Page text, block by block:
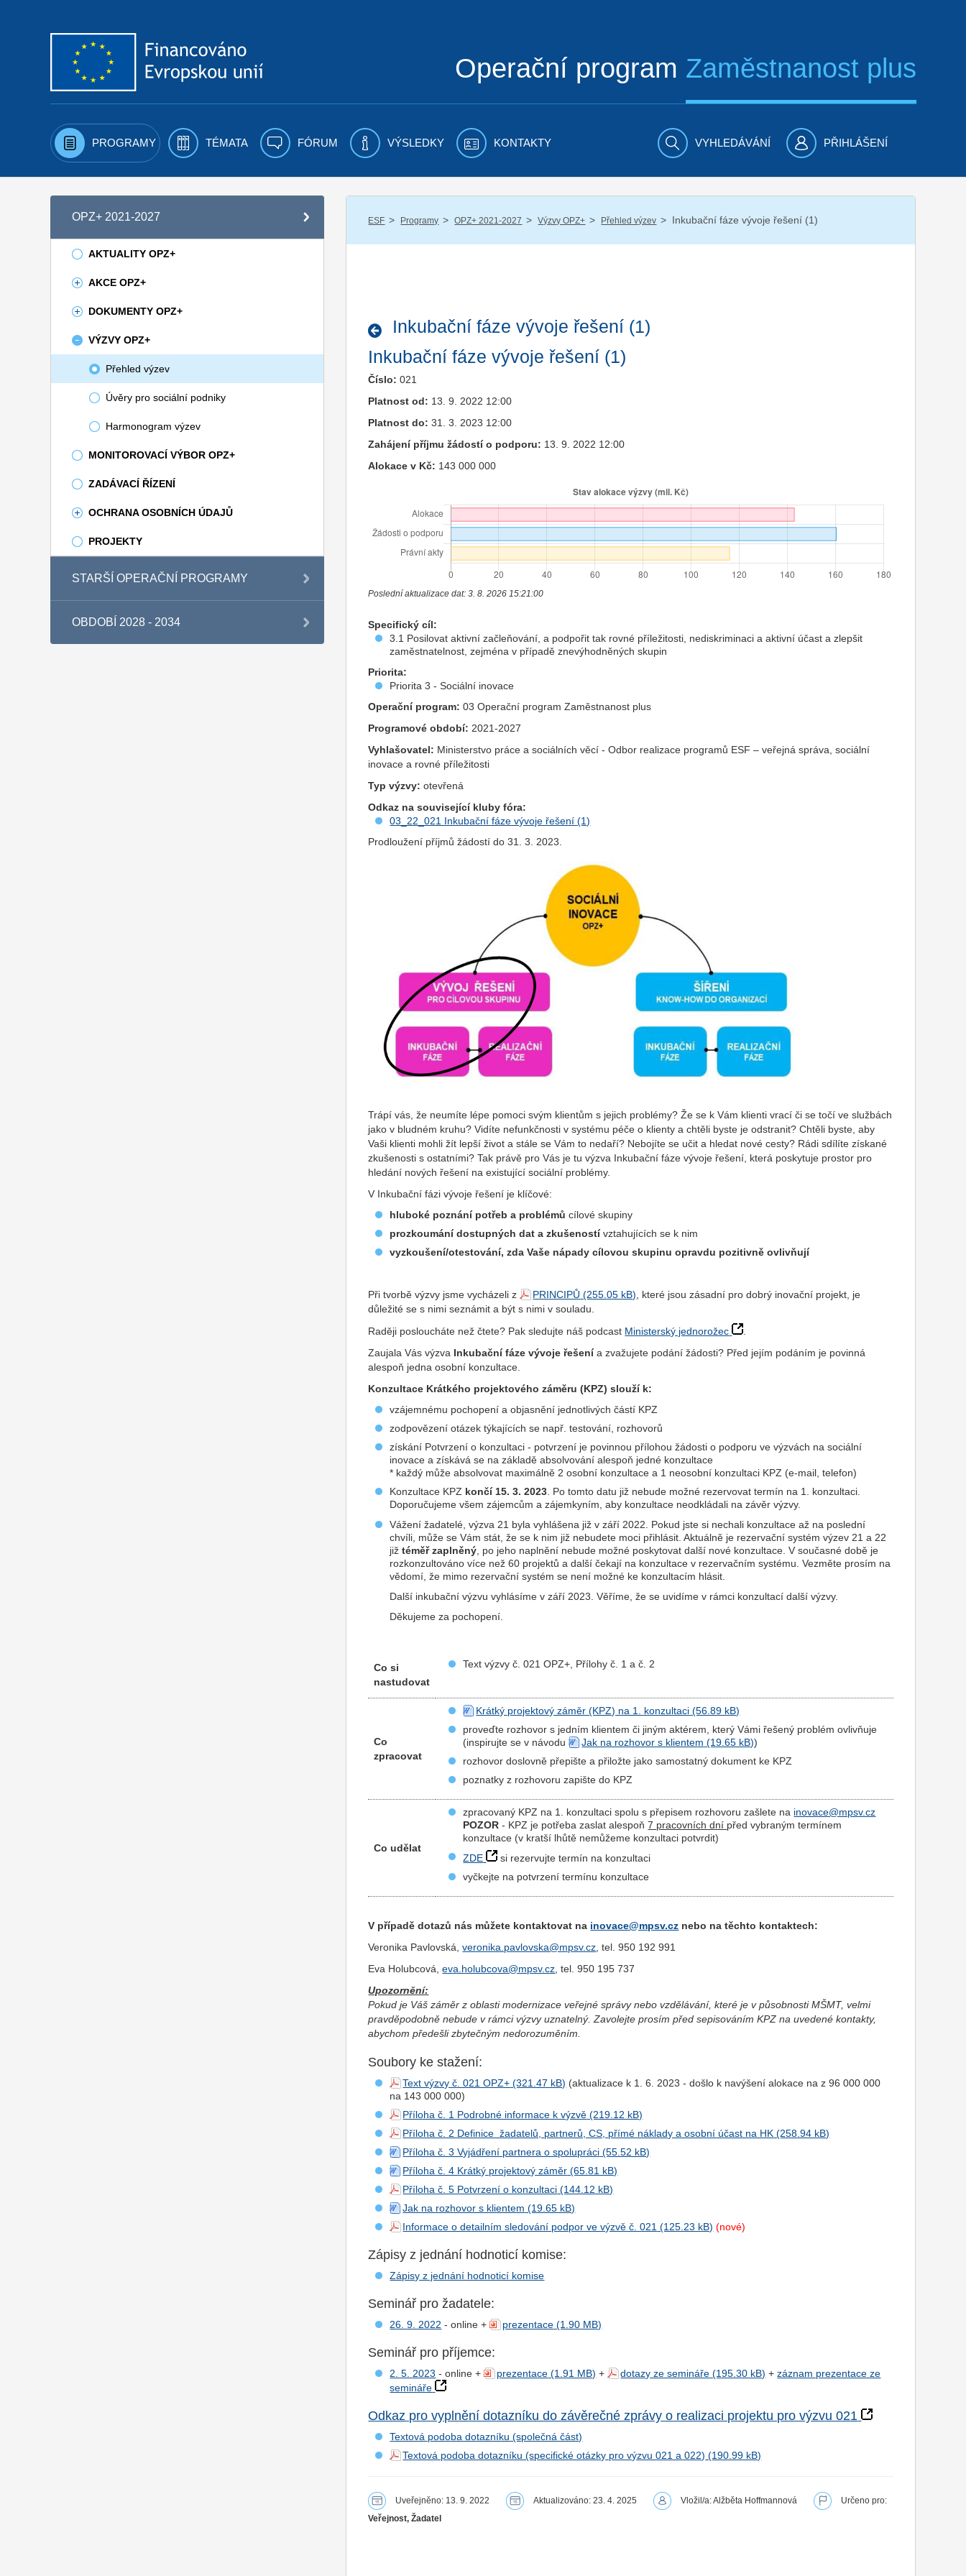
Operační program Zaměstnanost plus
PROGRAMY TÉMATA FÓRUM VÝSLEDKY KONTAKTY VYHLEDÁVÁNÍ PŘIHLÁŠENÍ
OPZ+ 2021-2027
AKTUALITY OPZ+
AKCE OPZ+
DOKUMENTY OPZ+
VÝZVY OPZ+
Přehled výzev
Úvěry pro sociální podniky
Harmonogram výzev
MONITOROVACÍ VÝBOR OPZ+
ZADÁVACÍ ŘÍZENÍ
OCHRANA OSOBNÍCH ÚDAJŮ
PROJEKTY
STARŠÍ OPERAČNÍ PROGRAMY
OBDOBÍ 2028 - 2034
ESF / Programy / OPZ+ 2021-2027 / Výzvy OPZ+ / Přehled výzev / Inkubační fáze vývoje řešení (1)
Inkubační fáze vývoje řešení (1)
Inkubační fáze vývoje řešení (1)
Číslo: 021
Platnost od: 13. 9. 2022 12:00
Platnost do: 31. 3. 2023 12:00
Zahájení příjmu žádostí o podporu: 13. 9. 2022 12:00
Alokace v Kč: 143 000 000
Poslední aktualizace dat: 3. 8. 2026 15:21:00
Specifický cíl:
3.1 Posilovat aktivní začleňování, a podpořit tak rovné příležitosti, nediskriminaci a aktivní účast a zlepšit
zaměstnatelnost, zejména v případě znevýhodněných skupin
Priorita:
Priorita 3 - Sociální inovace
Operační program: 03 Operační program Zaměstnanost plus
Programové období: 2021-2027
Vyhlašovatel: Ministerstvo práce a sociálních věcí - Odbor realizace programů ESF – veřejná správa, sociální
inovace a rovné příležitosti
Typ výzvy: otevřená
Odkaz na související kluby fóra:
03_22_021 Inkubační fáze vývoje řešení (1)
Prodloužení příjmů žádostí do 31. 3. 2023.
Trápí vás, že neumíte lépe pomoci svým klientům s jejich problémy? Že se k Vám klienti vrací či se točí ve službách
jako v bludném kruhu? Vidíte nefunkčnosti v systému péče o klienty a chtěli byste je odstranit? Chtěli byste, aby
Vaši klienti mohli žít lepší život a stále se Vám to nedaří? Nebojíte se učit a hledat nové cesty? Rádi sdílíte získané
zkušenosti s ostatními? Tak právě pro Vás je tu výzva Inkubační fáze vývoje řešení, která poskytuje prostor pro
hledání nových řešení na existující sociální problémy.
V Inkubační fázi vývoje řešení je klíčové:
hluboké poznání potřeb a problémů cílové skupiny
prozkoumání dostupných dat a zkušenostívztahujících se k nim
vyzkoušení/otestování, zda Vaše nápady cílovou skupinu opravdu pozitivně ovlivňují
Při tvorbě výzvy jsme vycházeli z PRINCIPŮ
, které jsou zásadní pro dobrý inovační projekt, je
důležité se s nimi seznámit a být s nimi v souladu.
Raději posloucháte než čtete? Pak sledujte náš podcast Ministerský jednorožec
Zaujala Vás výzva Inkubační fáze vývoje řešenía zvažujete podání žádosti? Před jejím podáním je povinná
alespoň jedna osobní konzultace.
Konzultace Krátkého projektového záměru (KPZ) slouží k:
vzájemnému pochopení a objasnění jednotlivých částí KPZ
zodpovězení otázek týkajících se např. testování, rozhovorů
získání Potvrzení o konzultaci - potvrzení je povinnou přílohou žádosti o podporu ve výzvách na sociální
inovace a získává se na základě absolvování alespoň jedné konzultace
* každý může absolvovat maximálně 2 osobní konzultace a 1 neosobní konzultaci KPZ (e-mail, telefon)
Konzultace KPZ končí 15. 3. 2023 . Po tomto datu již nebude možné rezervovat termín na 1. konzultaci.
Doporučujeme všem zájemcům a zájemkyním, aby konzultace neodkládali na závěr výzvy.
Vážení žadatelé, výzva 21 byla vyhlášena již v září 2022. Pokud jste si nechali konzultace až na poslední
chvíli, může se Vám stát, že se k nim již nebudete moci přihlásit. Aktuálně je rezervační systém výzev 21 a 22
jižtéměř zaplněný , po jeho naplnění nebude možné poskytovat další nové konzultace. V současné době je
rozkonzultováno více než 60 projektů a další čekají na konzultace v rezervačním systému. Vezměte prosím na
vědomí, že mimo rezervační systém se není možné ke konzultacím hlásit.
Další inkubační výzvu vyhlásíme v září 2023. Věříme, že se uvidíme v rámci konzultací další výzvy.
Děkujeme za pochopení.
Co si
nastudovat
Text výzvy č. 021 OPZ+, Přílohy č. 1 a č. 2
Co
zpracovat
Krátký projektový záměr (KPZ) na 1. konzultaci
proveďte rozhovor s jedním klientem či jiným aktérem, který Vámi řešený problém ovlivňuje
(inspirujte se v návodu
Jak na rozhovor s klientem
)
rozhovor doslovně přepište a přiložte jako samostatný dokument ke KPZ
poznatky z rozhovoru zapište do KPZ
Co udělat
zpracovaný KPZ na 1. konzultaci spolu s přepisem rozhovoru zašlete na inovace@mpsv.cz
POZOR - KPZ je potřeba zaslat alespoň7 pracovních dní před vybraným termínem
konzultace (v kratší lhůtě nemůžeme konzultaci potvrdit)
ZDE
si rezervujte termín na konzultaci
vyčkejte na potvrzení termínu konzultace
V případě dotazů nás můžete kontaktovat na inovace@mpsv.cz nebo na těchto kontaktech:
Veronika Pavlovská,veronika.pavlovska@mpsv.cz , tel. 950 192 991
Eva Holubcová,eva.holubcova@mpsv.cz , tel. 950 195 737
Upozornění:
Pokud je Váš záměr z oblasti modernizace veřejné správy nebo vzdělávání, které je v působnosti MŠMT, velmi
pravděpodobně nebude v rámci výzvy uznatelný. Zavolejte prosím před sepisováním KPZ na uvedené kontakty,
abychom předešli zbytečným nedorozuměním.
Soubory ke stažení:
Text výzvy č. 021 OPZ+
(aktualizace k 1. 6. 2023 - došlo k navýšení alokace na z 96 000 000
na 143 000 000)
Příloha č. 1 Podrobné informace k výzvě
Příloha č. 2 Definice žadatelů, partnerů, CS, přímé náklady a osobní účast na HK
Příloha č. 3 Vyjádření partnera o spolupráci
Příloha č. 4 Krátký projektový záměr
Příloha č. 5 Potvrzení o konzultaci
Jak na rozhovor s klientem
Informace o detailním sledování podpor ve výzvě č. 021
(nové)
Zápisy z jednání hodnoticí komise:
Zápisy z jednání hodnoticí komise
Seminář pro žadatele:
26. 9. 2022 - online + prezentace
Seminář pro příjemce:
2. 5. 2023 - online + prezentace + dotazy ze semináře +záznam prezentace ze
semináře
Odkaz pro vyplnění dotazníku do závěrečné zprávy o realizaci projektu pro výzvu 021
Textová podoba dotazníku (společná část)
Textová podoba dotazníku (specifické otázky pro výzvu 021 a 022)
Uveřejněno: 13. 9. 2022 Aktualizováno: 23. 4. 2025 Vložil/a: Alžběta Hoffmannová
Určeno pro:
Veřejnost, Žadatel